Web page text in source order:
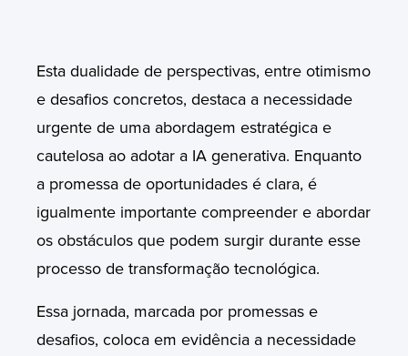
Esta dualidade de perspectivas, entre otimismo
e desafios concretos, destaca a necessidade
urgente de uma abordagem estratégica e
cautelosa ao adotar a IA generativa. Enquanto
a promessa de oportunidades é clara, é
igualmente importante compreender e abordar
os obstáculos que podem surgir durante esse
processo de transformação tecnológica.
Essa jornada, marcada por promessas e
desafios, coloca em evidência a necessidade